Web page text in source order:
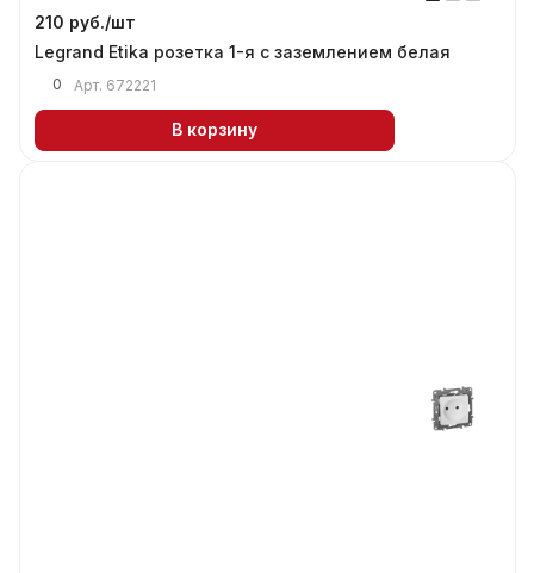
210 руб./шт
Legrand Etika розетка 1-я с заземлением белая
0 Арт. 672221
В корзину